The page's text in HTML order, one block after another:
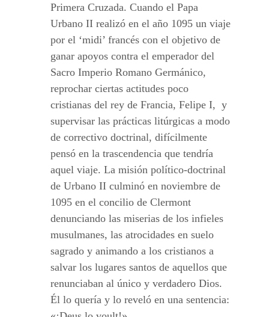
Primera Cruzada. Cuando el Papa
Urbano II realizó en el año 1095 un viaje
por el ‘midi’ francés con el objetivo de
ganar apoyos contra el emperador del
Sacro Imperio Romano Germánico,
reprochar ciertas actitudes poco
cristianas del rey de Francia, Felipe I, y
supervisar las prácticas litúrgicas a modo
de correctivo doctrinal, difícilmente
pensó en la trascendencia que tendría
aquel viaje. La misión político-doctrinal
de Urbano II culminó en noviembre de
1095 en el concilio de Clermont
denunciando las miserias de los infieles
musulmanes, las atrocidades en suelo
sagrado y animando a los cristianos a
salvar los lugares santos de aquellos que
renunciaban al único y verdadero Dios.
Él lo quería y lo reveló en una sentencia: